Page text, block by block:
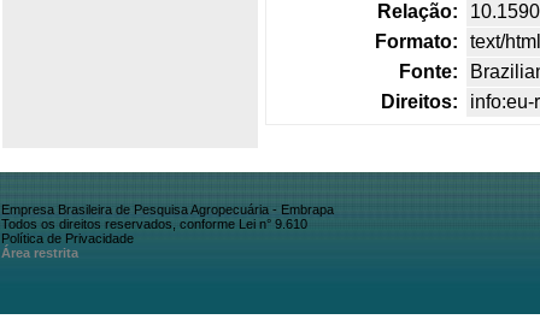
Relação:
Formato:
text/html
Fonte:
Direitos:
info:eu-
Empresa Brasileira de Pesquisa Agropecuária - Embrapa
Todos os direitos reservados, conforme Lei n° 9.610
Política de Privacidade
Área restrita